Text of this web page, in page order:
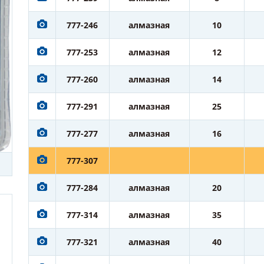
777-246 алмазная 10
777-253 алмазная 12
777-260 алмазная 14
777-291 алмазная 25
777-277 алмазная 16
777-307
777-284 алмазная 20
777-314 алмазная 35
777-321 алмазная 40